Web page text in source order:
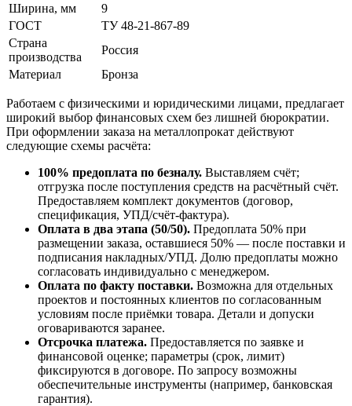
Ширина, мм
9
ГОСТ
ТУ 48-21-867-89
Страна
производства
Россия
Материал
Бронза
Работаем с физическими и юридическими лицами, предлагает
широкий выбор финансовых схем без лишней бюрократии.
При оформлении заказа на металлопрокат действуют
следующие схемы расчёта:
100% предоплата по безналу. Выставляем счёт;
отгрузка после поступления средств на расчётный счёт.
Предоставляем комплект документов (договор,
спецификация, УПД/счёт-фактура).
Оплата в два этапа (50/50). Предоплата 50% при
размещении заказа, оставшиеся 50% — после поставки и
подписания накладных/УПД. Долю предоплаты можно
согласовать индивидуально с менеджером.
Оплата по факту поставки. Возможна для отдельных
проектов и постоянных клиентов по согласованным
условиям после приёмки товара. Детали и допуски
оговариваются заранее.
Отсрочка платежа. Предоставляется по заявке и
финансовой оценке; параметры (срок, лимит)
фиксируются в договоре. По запросу возможны
обеспечительные инструменты (например, банковская
гарантия).